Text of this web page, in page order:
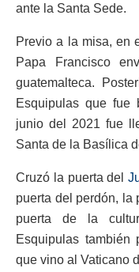
ante la Santa Sede.
Previo a la misa, en
Papa Francisco
guatemalteca.
Esquipulas que fue
junio del 2021 fue
Santa de la Basílica
Cruzó la puerta del
puerta del perdón, la
puerta de la
Esquipulas también
que vino al Vaticano